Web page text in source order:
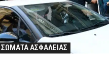
ΣΩΜΑΤΑ ΑΣΦΑΛΕΙΑΣ